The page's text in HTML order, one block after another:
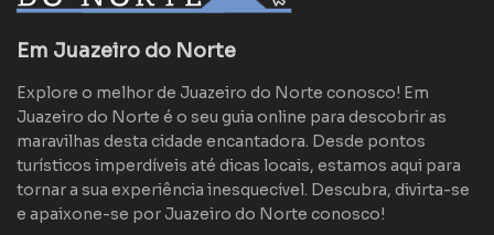
Em Juazeiro do Norte
Explore o melhor de Juazeiro do Norte conosco! Em
Juazeiro do Norte é o seu guia online para descobrir as
maravilhas desta cidade encantadora. Desde pontos
turísticos imperdíveis até dicas locais, estamos aqui para
tornar a sua experiência inesquecível. Descubra, divirta-se
e apaixone-se por Juazeiro do Norte conosco!